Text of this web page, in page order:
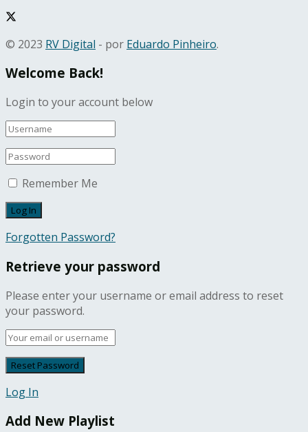
© 2023 RV Digital - por Eduardo Pinheiro.
Welcome Back!
Login to your account below
Remember Me
Forgotten Password?
Retrieve your password
Please enter your username or email address to reset
your password.
Log In
Add New Playlist